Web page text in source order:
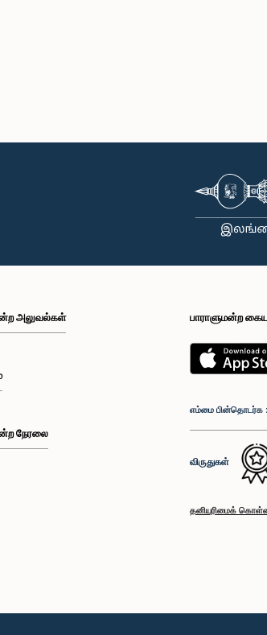
அலுவல்கள்
நேரலை
பாராளுமன்ற
எம்மை பின்தொடர்க
விருதுகள்
தனியுரிமைக்